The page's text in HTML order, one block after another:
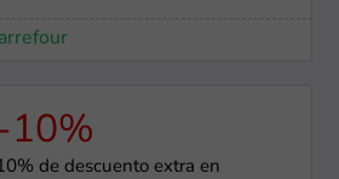
10%
de descuento extra en